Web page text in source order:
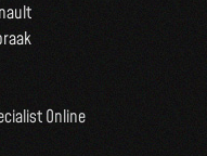
Online